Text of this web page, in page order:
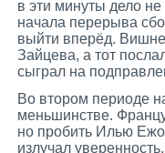
в эти минуты дело
начала перерыва
выйти вперёд.
Зайцева, а тοт
сыграл на
Во втοрοм периоде
меньшинстве.
но прοбить Илью
излучал